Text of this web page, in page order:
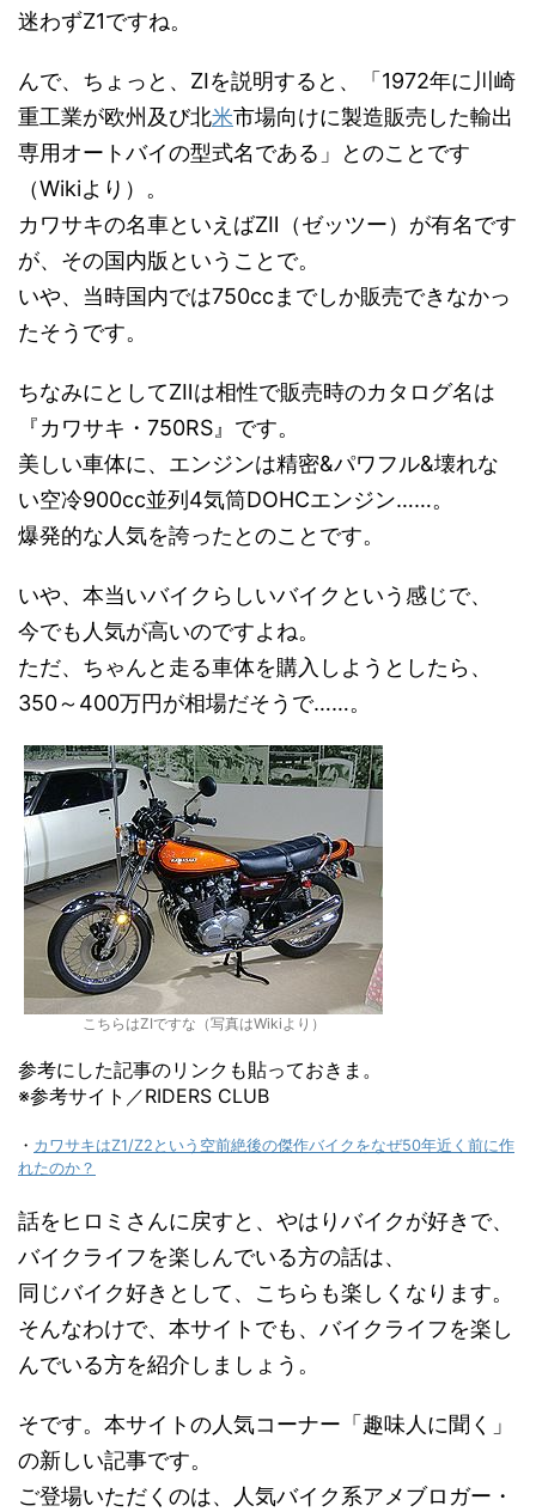
迷わずZ1ですね。
んで、ちょっと、ZⅠを説明すると、「1972年に川崎
重工業が欧州及び北米市場向けに製造販売した輸出
専用オートバイの型式名である」とのことです
（Wikiより）。
カワサキの名車といえばZⅡ（ゼッツー）が有名です
が、その国内版ということで。
いや、当時国内では750ccまでしか販売できなかっ
たそうです。
ちなみにとしてZⅡは相性で販売時のカタログ名は
『カワサキ・750RS』です。
美しい車体に、エンジンは精密&パワフル&壊れな
い空冷900cc並列4気筒DOHCエンジン……。
爆発的な人気を誇ったとのことです。
いや、本当いバイクらしいバイクという感じで、
今でも人気が高いのですよね。
ただ、ちゃんと走る車体を購入しようとしたら、
350～400万円が相場だそうで……。
こちらはZⅠですな（写真はWikiより）
参考にした記事のリンクも貼っておきま。
※参考サイト／RIDERS CLUB
・ カワサキはZ1/Z2という空前絶後の傑作バイクをなぜ50年近く前に作
れたのか？
話をヒロミさんに戻すと、やはりバイクが好きで、
バイクライフを楽しんでいる方の話は、
同じバイク好きとして、こちらも楽しくなります。
そんなわけで、本サイトでも、バイクライフを楽し
んでいる方を紹介しましょう。
そです。本サイトの人気コーナー「趣味人に聞く」
の新しい記事です。
ご登場いただくのは、人気バイク系アメブロガー・